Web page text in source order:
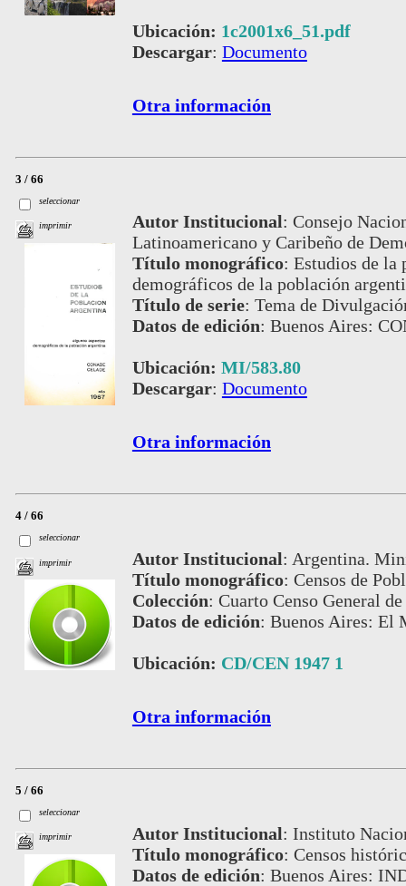
Ubicación: 1c2001x6_51.pdf
Descargar: Documento
Otra información
3 / 66
seleccionar
imprimir Autor Institucional: Consejo
Latinoamericano y Caribeño de
Título monográfico: Estudios de la
demográficos de la población
Título de serie: Tema de
Datos de edición: Buenos Aires:
Ubicación: MI/583.80
Descargar: Documento
Otra información
4 / 66
seleccionar
imprimir Autor Institucional: Argentina.
Título monográfico: Censos de
Colección: Cuarto Censo General
Datos de edición: Buenos Aires: El
Ubicación: CD/CEN 1947 1
Otra información
5 / 66
seleccionar
imprimir Autor Institucional: Instituto
Título monográfico: Censos
Datos de edición: Buenos Aires: